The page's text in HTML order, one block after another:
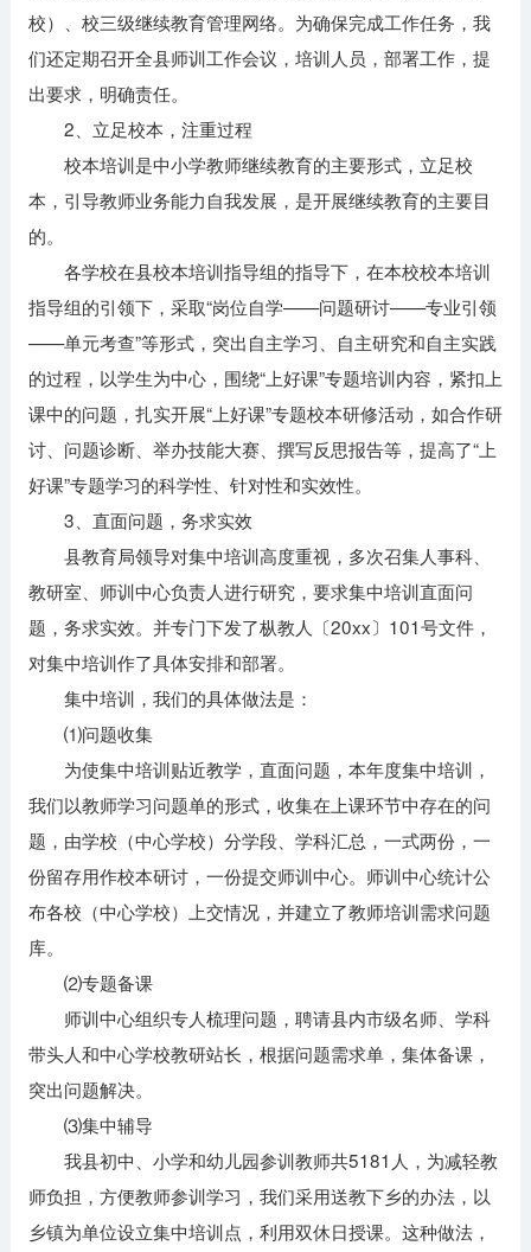
校）、校三级继续教育管理网络。为确保完成工作任务，我
们还定期召开全县师训工作会议，培训人员，部署工作，提
出要求，明确责任。
2、立足校本，注重过程
校本培训是中小学教师继续教育的主要形式，立足校
本，引导教师业务能力自我发展，是开展继续教育的主要目
的。
各学校在县校本培训指导组的指导下，在本校校本培训
指导组的引领下，采取“岗位自学——问题研讨——专业引领
——单元考查”等形式，突出自主学习、自主研究和自主实践
的过程，以学生为中心，围绕“上好课”专题培训内容，紧扣上
课中的问题，扎实开展“上好课”专题校本研修活动，如合作研
讨、问题诊断、举办技能大赛、撰写反思报告等，提高了“上
好课”专题学习的科学性、针对性和实效性。
3、直面问题，务求实效
县教育局领导对集中培训高度重视，多次召集人事科、
教研室、师训中心负责人进行研究，要求集中培训直面问
题，务求实效。并专门下发了枞教人〔20xx〕101号文件，
对集中培训作了具体安排和部署。
集中培训，我们的具体做法是：
⑴问题收集
为使集中培训贴近教学，直面问题，本年度集中培训，
我们以教师学习问题单的形式，收集在上课环节中存在的问
题，由学校（中心学校）分学段、学科汇总，一式两份，一
份留存用作校本研讨，一份提交师训中心。师训中心统计公
布各校（中心学校）上交情况，并建立了教师培训需求问题
库。
⑵专题备课
师训中心组织专人梳理问题，聘请县内市级名师、学科
带头人和中心学校教研站长，根据问题需求单，集体备课，
突出问题解决。
⑶集中辅导
我县初中、小学和幼儿园参训教师共5181人，为减轻教
师负担，方便教师参训学习，我们采用送教下乡的办法，以
乡镇为单位设立集中培训点，利用双休日授课。这种做法，